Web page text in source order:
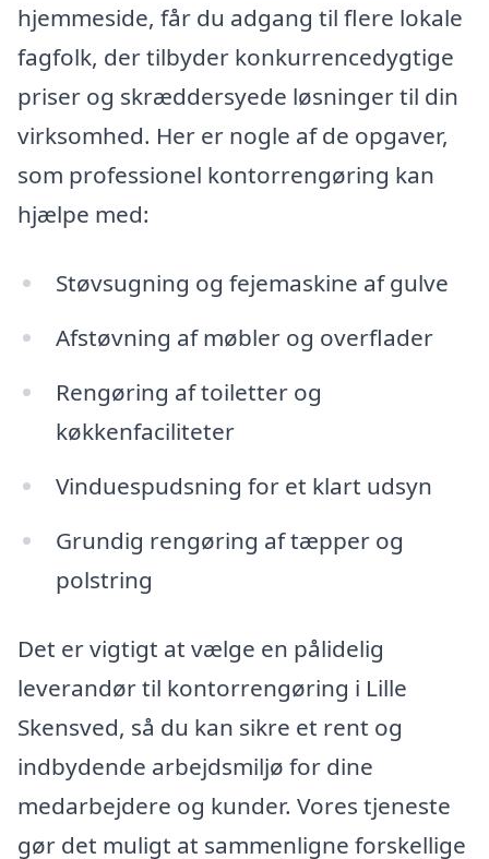
hjemmeside, får du adgang til flere lokale
fagfolk, der tilbyder konkurrencedygtige
priser og skræddersyede løsninger til din
virksomhed. Her er nogle af de opgaver,
som professionel kontorrengøring kan
hjælpe med:
Støvsugning og fejemaskine af gulve
Afstøvning af møbler og overflader
Rengøring af toiletter og
køkkenfaciliteter
Vinduespudsning for et klart udsyn
Grundig rengøring af tæpper og
polstring
Det er vigtigt at vælge en pålidelig
leverandør til kontorrengøring i Lille
Skensved, så du kan sikre et rent og
indbydende arbejdsmiljø for dine
medarbejdere og kunder. Vores tjeneste
gør det muligt at sammenligne forskellige